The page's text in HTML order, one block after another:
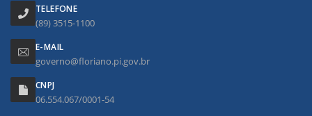
TELEFONE
(89) 3515-1100
E-MAIL
governo@floriano.pi.gov.br
CNPJ
06.554.067/0001-54